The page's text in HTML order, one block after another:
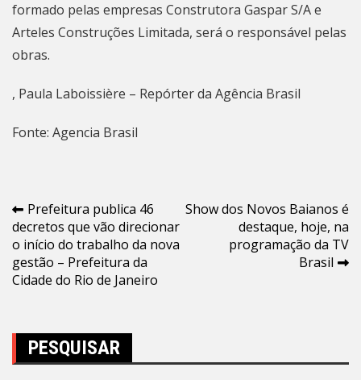
formado pelas empresas Construtora Gaspar S/A e
Arteles Construções Limitada, será o responsável pelas
obras.
, Paula Laboissière – Repórter da Agência Brasil
Fonte: Agencia Brasil
Navegação
de
Post
Prefeitura publica 46
decretos que vão direcionar
o início do trabalho da nova
gestão – Prefeitura da
Cidade do Rio de Janeiro
Show dos Novos Baianos é
destaque, hoje, na
programação da TV
Brasil
PESQUISAR